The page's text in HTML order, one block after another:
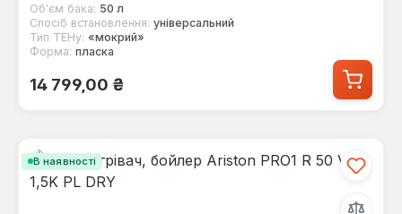
Об'єм бака: 50 л
Спосіб встановлення: універсальний
Тип ТЕНу: «мокрий»
Форма: пласка
Звичайна ціна:
14 799,00 ₴
В наявності